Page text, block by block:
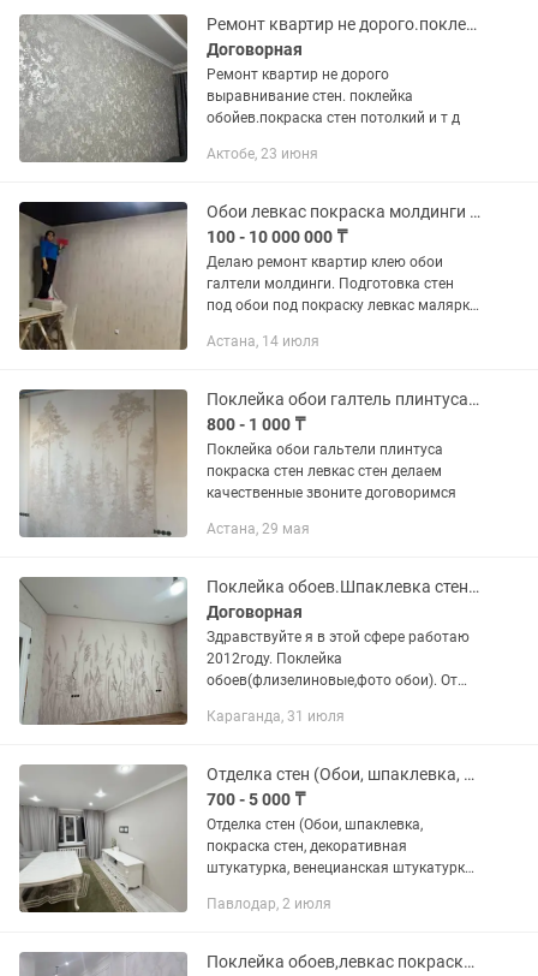
Ремонт квартир не дорого.поклейка обоев,багетов.покраска стен и т.д
Договорная
Ремонт квартир не дорого
выравнивание стен. поклейка
обойев.покраска стен потолкий и т д
Актобе, 23 июня
Обои левкас покраска молдинги галтель подготовка стен и потолков
100 - 10 000 000 ₸
Делаю ремонт квартир клею обои
галтели молдинги. Подготовка стен
под обои под покраску левкас малярка
Астана, 14 июля
Поклейка обои галтель плинтуса покраска стен
800 - 1 000 ₸
Поклейка обои гальтели плинтуса
покраска стен левкас стен делаем
качественные звоните договоримся
Астана, 29 мая
Поклейка обоев.Шпаклевка стен и потолка. Покраска . Галтели...Майкудук
Договорная
Здравствуйте я в этой сфере работаю
2012году. Поклейка
обоев(флизелиновые,фото обои). От
Шпаклевка стен (под обои, под
стен и потолков от...
Караганда, 31 июля
Отделка стен (Обои, шпаклевка, покраска, штукатурка и т.д.)
700 - 5 000 ₸
Отделка стен (Обои, шпаклевка,
покраска стен, декоративная
штукатурка, венецианская штукатурка,
Павлодар, 2 июля
Поклейка обоев,левкас покраска стен и потолков косметический ремонт квартир